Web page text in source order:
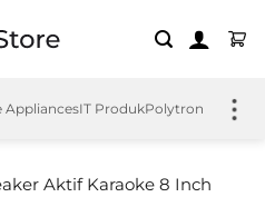
AppliancesIT ProdukPolytron EV
Aktif Karaoke 8 Inch